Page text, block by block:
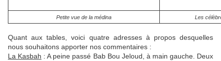
Petite vue de la médina Les
Quant aux tables, voici quatre adresses à propos desquelles
nous souhaitons apporter nos commentaires :
La Kasbah : A peine passé Bab Bou Jeloud, à main gauche. Deux